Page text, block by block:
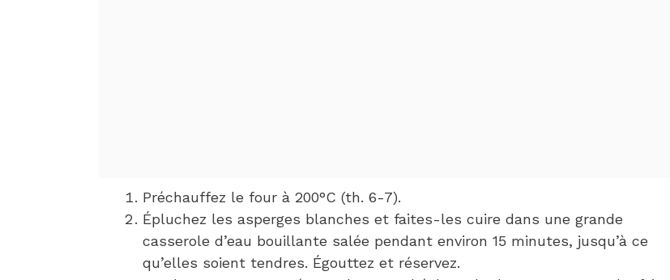
Préchauffez le four à 200°C (th. 6-7).
Épluchez les asperges blanches et faites-les cuire dans une grande
casserole d’eau bouillante salée pendant environ 15 minutes, jusqu’à ce
qu’elles soient tendres. Égouttez et réservez.